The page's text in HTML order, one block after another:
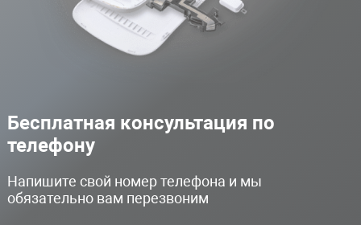
Бесплатная консультация по
телефону
Напишите свой номер телефона и мы
обязательно вам перезвоним